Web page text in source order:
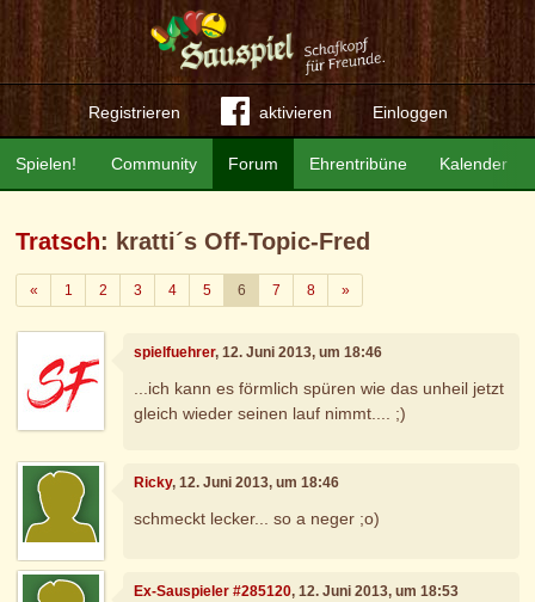
Registrieren aktivieren Einloggen
Community Forum Ehrentribüne Kalender
Spielen!
Tratsch: kratti´s Off-Topic-Fred
«Zurück
1 2 3 4 5 6 7 8 »Weiter
spielfuehrer, 12. Juni 2013, um 18:46
...ich kann es förmlich spüren wie das unheil jetzt
gleich wieder seinen lauf nimmt.... ;)
Ricky, 12. Juni 2013, um 18:46
schmeckt lecker... so a neger ;o)
Ex-Sauspieler #285120, 12. Juni 2013, um 18:53